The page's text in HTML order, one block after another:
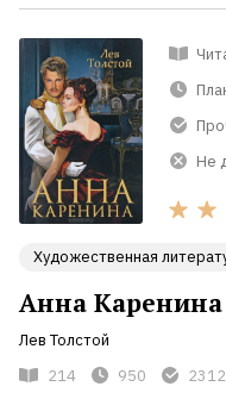
Не
Художественная
Анна Каренина
Лев Толстой
214
950 2312